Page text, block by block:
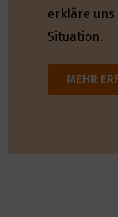
erkläre uns
Situation.
MEHR